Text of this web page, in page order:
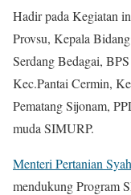
Hadir pada Kegiatan
Provsu, Kepala
Serdang Bedagai,
Kec.Pantai Cermin,
Pematang Sijonam,
muda SIMURP.
Menteri Pertanian
mendukung Program